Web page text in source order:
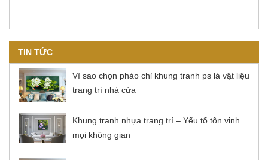
TIN TỨC
Vì sao chọn phào chỉ khung tranh ps là vật liệu
trang trí nhà cửa
Khung tranh nhựa trang trí – Yếu tố tôn vinh
mọi không gian